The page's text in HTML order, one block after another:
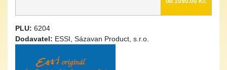
PLU: 6204
Dodavatel: ESSI, Sázavan Product, s.r.o.